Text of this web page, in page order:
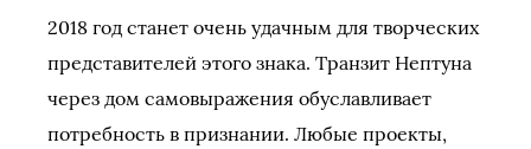
2018 год станет очень удачным для творческих
представителей этого знака. Транзит Нептуна
через дом самовыражения обуславливает
потребность в признании. Любые проекты,